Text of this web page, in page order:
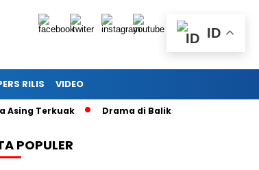
RILIS VIDEO
Terkuak Drama di Balik Sidang Sekjen PDI
POPULER
ID